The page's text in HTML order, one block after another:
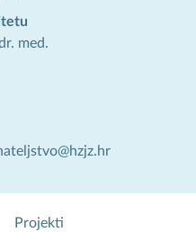
med.
Projekti